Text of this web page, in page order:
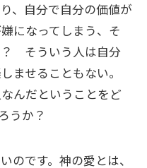
、自分で自分の価値が
になってしまう、そ
？ そういう人は自分
ませることもない。
んだということをど
うか？
のです。神の愛とは、